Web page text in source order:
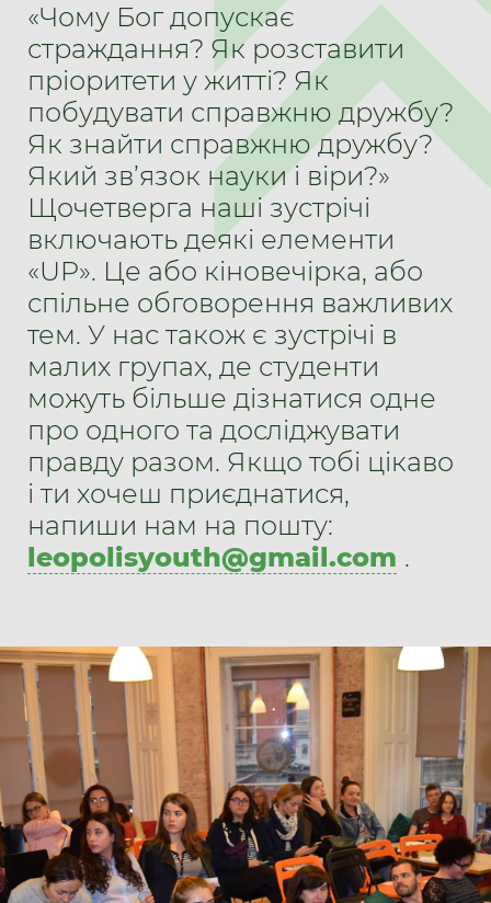
«Чому Бог допускає
страждання? Як розставити
пріоритети у житті? Як
побудувати справжню дружбу?
Як знайти справжню дружбу?
Який зв’язок науки і віри?»
Щочетверга наші зустрічі
включають деякі елементи
«UP». Це або кіновечірка, або
спільне обговорення важливих
тем. У нас також є зустрічі в
малих групах, де студенти
можуть більше дізнатися одне
про одного та досліджувати
правду разом. Якщо тобі цікаво
і ти хочеш приєднатися,
напиши нам на пошту:
leopolisyouth@gmail.com .